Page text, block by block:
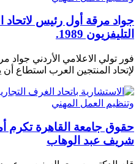
جواد مرقة أول رئيس لاتحاد
التليفزيون 1989.
فور تولي الاعلامي الأردني جواد
لإتحاد المنتجين العرب استطاع أن
حقوق جامعة القاهرة تكرم
شريف عبد الوهاب